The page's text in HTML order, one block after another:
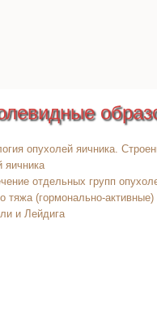
опухолей яичника.
яичника
отдельных групп
тяжа (гормонально-активные)
и Лейдига